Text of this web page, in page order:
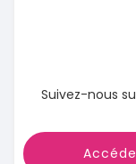
Suivez-nous